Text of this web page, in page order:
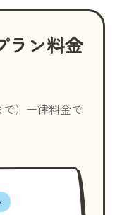
ラン料金
）一律料金で